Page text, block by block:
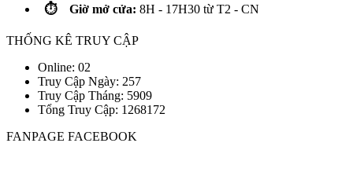
⏱️ Giờ mở cửa: 8H - 17H30 từ T2 - CN
THỐNG KÊ TRUY CẬP
Online: 02
Truy Cập Ngày: 257
Truy Cập Tháng: 5909
Tổng Truy Cập: 1 2681 72
FANPAGE FACEBOOK